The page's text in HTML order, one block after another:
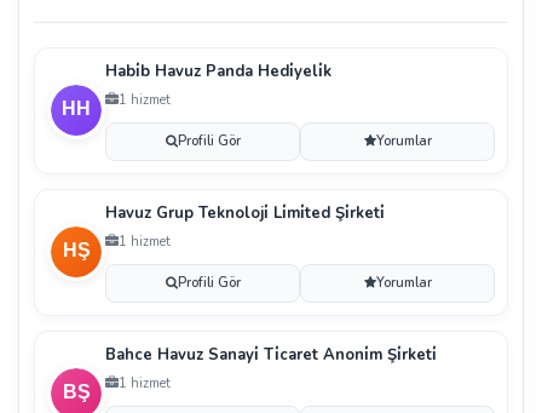
Habi̇b Havuz Panda Hedi̇yeli̇k
1 hizmet
Profili Gör Yorumlar
Havuz Grup Teknoloji̇ Li̇mi̇ted Şi̇rketi̇
1 hizmet
Profili Gör Yorumlar
Bahce Havuz Sanayi̇ Ti̇caret Anoni̇m Şi̇rketi̇
1 hizmet